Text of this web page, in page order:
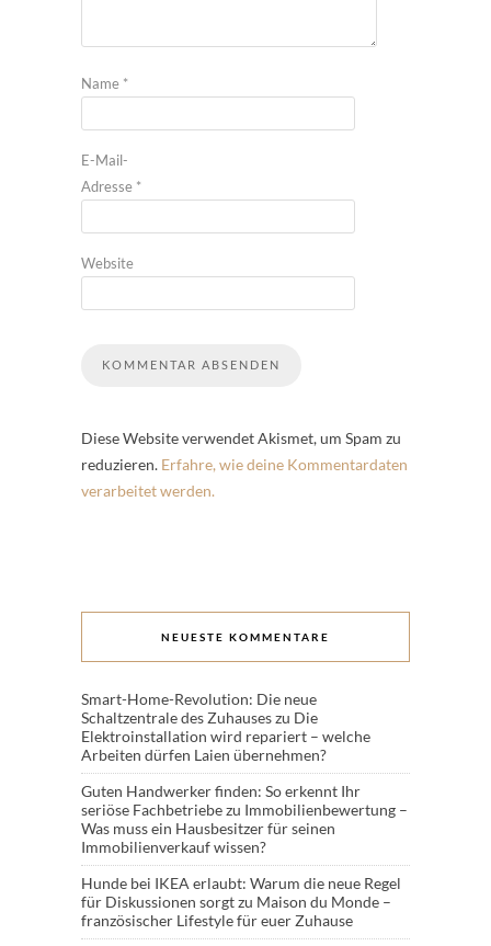
Name *
E-Mail-
Adresse *
Website
Diese Website verwendet Akismet, um Spam zu
reduzieren. Erfahre, wie deine Kommentardaten
verarbeitet werden.
NEUESTE KOMMENTARE
Smart-Home-Revolution: Die neue
Schaltzentrale des Zuhauseszu Die
Elektroinstallation wird repariert – welche
Arbeiten dürfen Laien übernehmen?
Guten Handwerker finden: So erkennt Ihr
seriöse Fachbetriebezu Immobilienbewertung –
Was muss ein Hausbesitzer für seinen
Immobilienverkauf wissen?
Hunde bei IKEA erlaubt: Warum die neue Regel
für Diskussionen sorgtzu Maison du Monde –
französischer Lifestyle für euer Zuhause